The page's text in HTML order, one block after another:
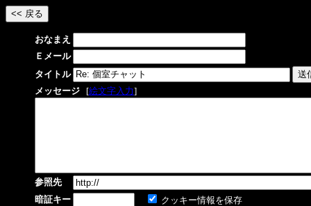
おなまえ
Ｅメール
タイトル
メッセージ
[絵文字入力]
参照先
暗証キー
クッキー情報を保存